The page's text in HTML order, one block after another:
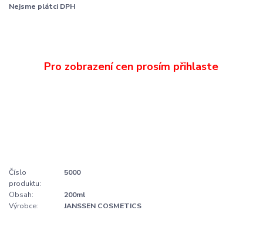
Nejsme plátci DPH
Číslo
produktu:
5000
Obsah:
200ml
Výrobce:
JANSSEN COSMETICS